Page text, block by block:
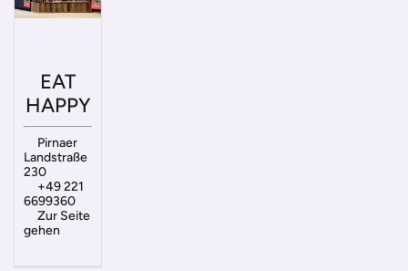
EAT
HAPPY
Pirnaer
Landstraße
230
+49 221
6699360
Zur Seite
gehen